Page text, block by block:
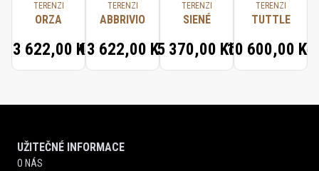
TERENZI
ORZA
13 622,00 Kč
TERENZI
ABBRIVIO
13 622,00 Kč
TERENZI
SIENÉ
5 370,00 Kč
TERENZI
TUTTLE
10 600,00 Kč
UŽITEČNÉ INFORMACE
O NÁS